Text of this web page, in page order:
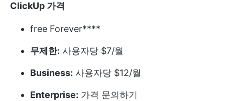
ClickUp 가격
free Forever****
무제한: 사용자당 $7/월
Business: 사용자당 $12/월
Enterprise: 가격 문의하기